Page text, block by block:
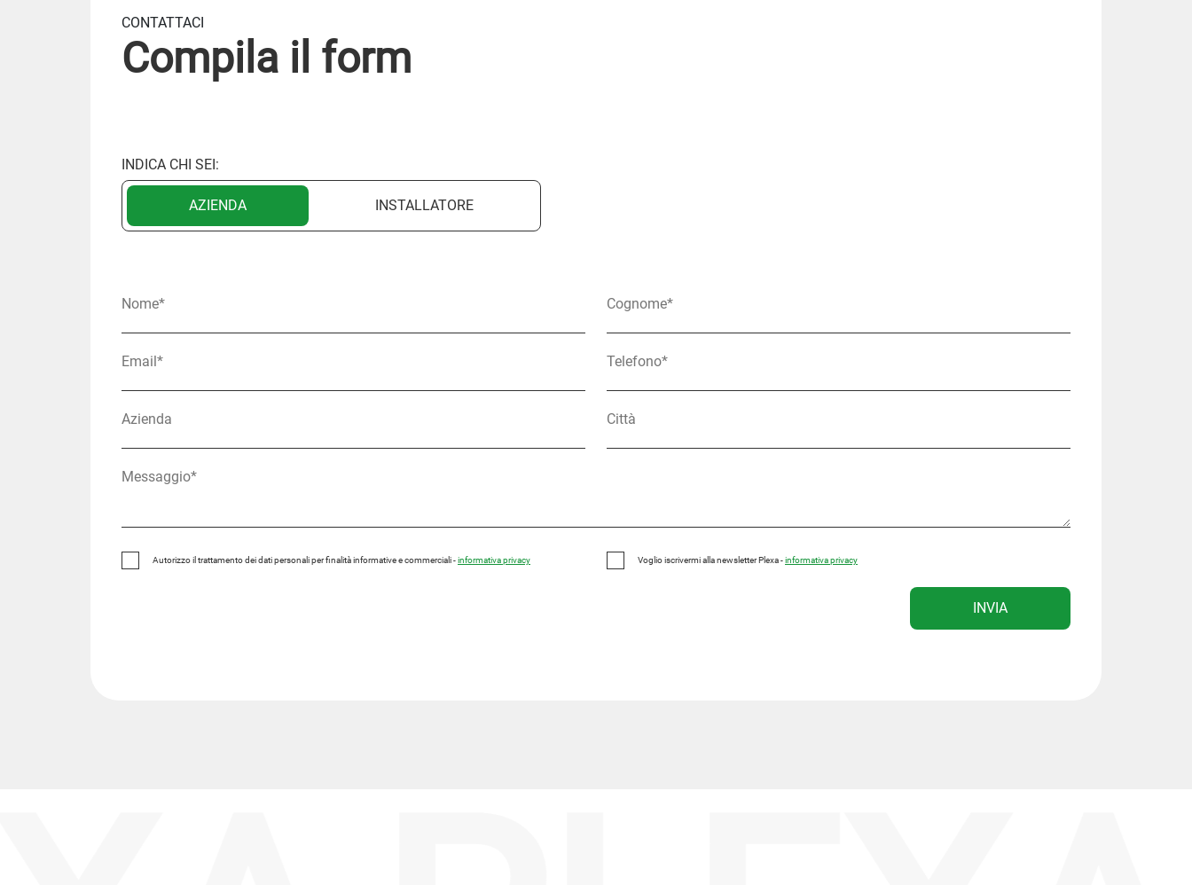
CONTATTACI
Compila il form
INDICA CHI SEI:
AZIENDA INSTALLATORE
Autorizzo il trattamento dei dati personali per finalità informative e commerciali -informativa privacy Voglio iscrivermi alla newsletter Plexa -informativa privacy
INVIA